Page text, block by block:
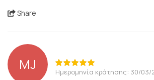
Share
MJ Ημερομηνία κράτησης: 30/03/